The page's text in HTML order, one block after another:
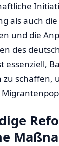
als auch
und die
des
essenziell,
zu schaffen,